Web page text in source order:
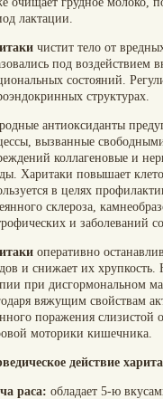
лактации.
чистит тело от
под воздействием
состояний.
структурах.
антиоксиданты
вызванные
коллагеновые и
Харитаки повышает
в целях
склероза,
и заболеваний
оперативно
и снижает их хрупкость.
при дисгормональном
вяжущим свойствам
поражения слизистой
моторики кишечника.
действие
раса: обладает 5-ю